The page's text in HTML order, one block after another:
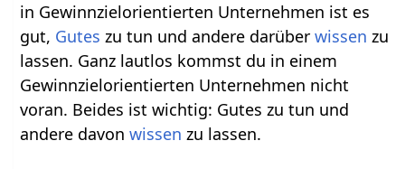
in Gewinnzielorientierten Unternehmen ist es
gut, Gutes zu tun und andere darüberwissen zu
lassen. Ganz lautlos kommst du in einem
Gewinnzielorientierten Unternehmen nicht
voran. Beides ist wichtig: Gutes zu tun und
andere davonwissen zu lassen.